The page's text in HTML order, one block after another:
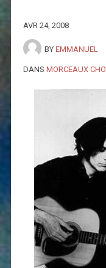
AVR 24, 2008
BY EMMANUEL
DANS MORCEAUX